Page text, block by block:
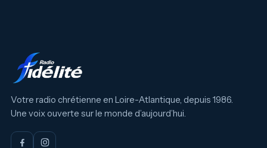
Votre radio chrétienne en Loire-Atlantique, depuis 1986.
Une voix ouverte sur le monde d’aujourd’hui.